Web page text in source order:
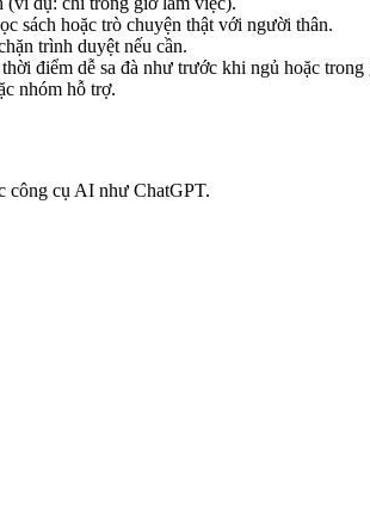
sách hoặc trò chuyện thật với người thân.
trình duyệt nếu cần.
điểm dễ sa đà như trước khi ngủ hoặc trong
nhóm hỗ trợ.
công cụ AI như ChatGPT.